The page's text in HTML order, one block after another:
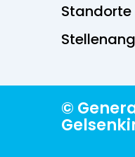
Standorte
©